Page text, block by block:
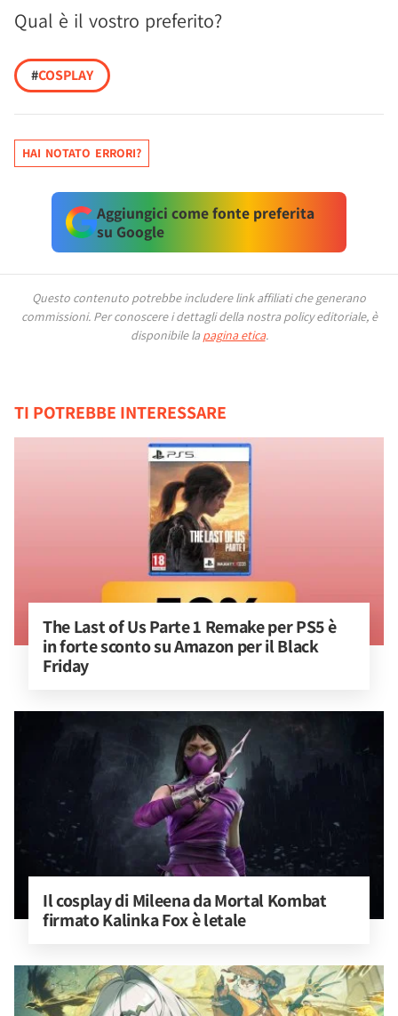
Qual è il vostro preferito?
#COSPLAY
HAI NOTATO ERRORI?
Aggiungici come fonte preferita
su Google
Questo contenuto potrebbe includere link affiliati che generano
commissioni. Per conoscere i dettagli della nostra policy editoriale, è
disponibile la pagina etica.
TI POTREBBE INTERESSARE
The Last of Us Parte 1 Remake per PS5 è
in forte sconto su Amazon per il Black
Friday
Il cosplay di Mileena da Mortal Kombat
firmato Kalinka Fox è letale